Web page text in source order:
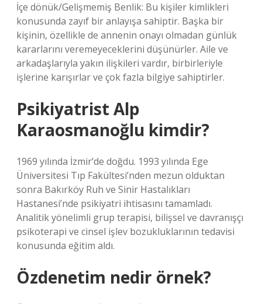
İçe dönük/Gelişmemiş Benlik: Bu kişiler kimlikleri
konusunda zayıf bir anlayışa sahiptir. Başka bir
kişinin, özellikle de annenin onayı olmadan günlük
kararlarını veremeyeceklerini düşünürler. Aile ve
arkadaşlarıyla yakın ilişkileri vardır, birbirleriyle
işlerine karışırlar ve çok fazla bilgiye sahiptirler.
Psikiyatrist Alp
Karaosmanoğlu kimdir?
1969 yılında İzmir’de doğdu. 1993 yılında Ege
Üniversitesi Tıp Fakültesi’nden mezun olduktan
sonra Bakırköy Ruh ve Sinir Hastalıkları
Hastanesi’nde psikiyatri ihtisasını tamamladı.
Analitik yönelimli grup terapisi, bilişsel ve davranışçı
psikoterapi ve cinsel işlev bozukluklarının tedavisi
konusunda eğitim aldı.
Özdenetim nedir örnek?